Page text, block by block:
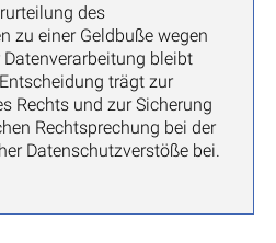
des
zu einer Geldbuße wegen
bleibt
trägt zur
Rechts und zur Sicherung
Rechtsprechung bei der
Datenschutzverstöße bei.